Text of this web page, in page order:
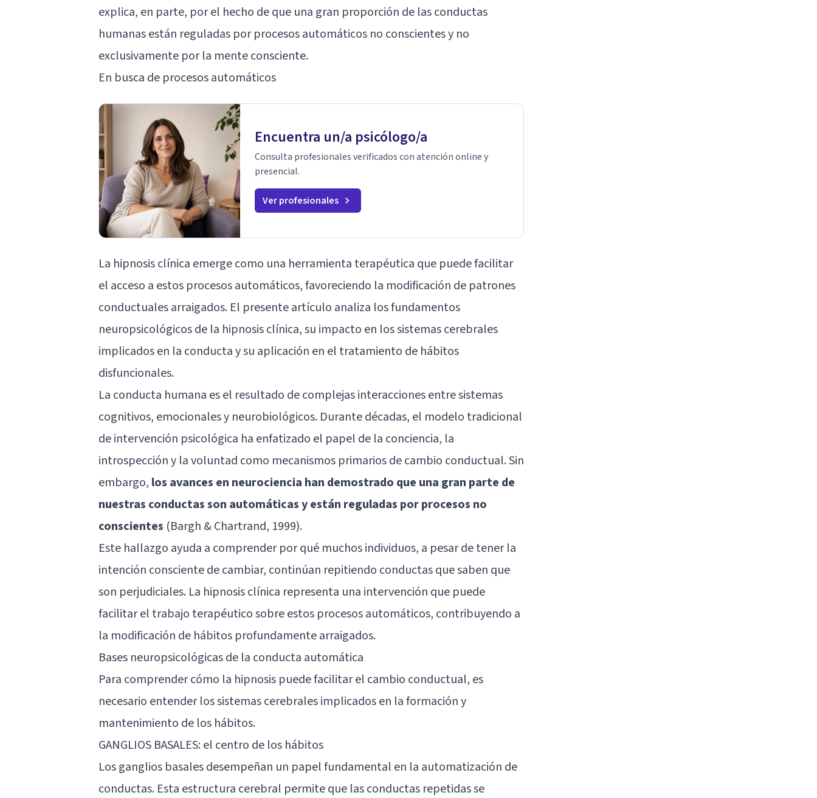
explica, en parte, por el hecho de que una gran proporción de las conductas
humanas están reguladas por procesos automáticos no conscientes y no
exclusivamente por la mente consciente.
En busca de procesos automáticos
Encuentra un/a psicólogo/a
Consulta profesionales verificados con atención online y
presencial.
Ver profesionales
La hipnosis clínica emerge como una herramienta terapéutica que puede facilitar
el acceso a estos procesos automáticos, favoreciendo la modificación de patrones
conductuales arraigados. El presente artículo analiza los fundamentos
neuropsicológicos de la hipnosis clínica, su impacto en los sistemas cerebrales
implicados en la conducta y su aplicación en el tratamiento de hábitos
disfuncionales.
La conducta humana es el resultado de complejas interacciones entre sistemas
cognitivos, emocionales y neurobiológicos. Durante décadas, el modelo tradicional
de intervención psicológica ha enfatizado el papel de la conciencia, la
introspección y la voluntad como mecanismos primarios de cambio conductual. Sin
embargo, los avances en neurociencia han demostrado que una gran parte de
nuestras conductas son automáticas y están reguladas por procesos no
conscientes (Bargh & Chartrand, 1999).
Este hallazgo ayuda a comprender por qué muchos individuos, a pesar de tener la
intención consciente de cambiar, continúan repitiendo conductas que saben que
son perjudiciales. La hipnosis clínica representa una intervención que puede
facilitar el trabajo terapéutico sobre estos procesos automáticos, contribuyendo a
la modificación de hábitos profundamente arraigados.
Bases neuropsicológicas de la conducta automática
Para comprender cómo la hipnosis puede facilitar el cambio conductual, es
necesario entender los sistemas cerebrales implicados en la formación y
mantenimiento de los hábitos.
GANGLIOS BASALES: el centro de los hábitos
Los ganglios basales desempeñan un papel fundamental en la automatización de
conductas. Esta estructura cerebral permite que las conductas repetidas se